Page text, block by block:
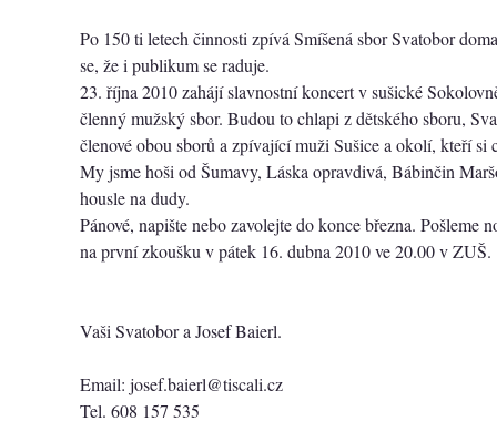
Po 150 ti letech činnosti zpívá Smíšená sbor Svatobor
se, že i publikum se raduje.
23. října 2010 zahájí slavnostní koncert v sušické
členný mužský sbor. Budou to chlapi z dětského sboru,
členové obou sborů a zpívající muži Sušice a okolí, kteří si
My jsme hoši od Šumavy, Láska opravdivá, Bábinčin
housle na dudy.
Pánové, napište nebo zavolejte do konce března. Pošleme
na první zkoušku v pátek 16. dubna 2010 ve 20.00 v ZUŠ.
Vaši Svatobor a Josef Baierl.
Email: josef.baierl@tiscali.cz
Tel. 608 157 535